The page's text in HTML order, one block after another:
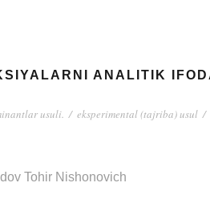
ANALITIK
usuli. / eksperimental (tajriba) usul /
Tohir Nishonovich